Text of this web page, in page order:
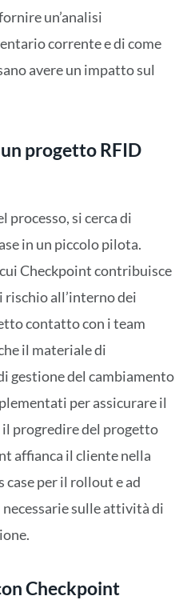
un’analisi
corrente e di come
avere un impatto sul
progetto RFID
processo, si cerca di
in un piccolo pilota.
Checkpoint contribuisce
all’interno dei
contatto con i team
il materiale di
gestione del cambiamento
per assicurare il
il progredire del progetto
affianca il cliente nella
case per il rollout e ad
sulle attività di
Checkpoint